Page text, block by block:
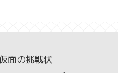
面の挑戦状